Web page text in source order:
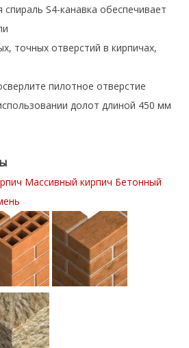
S4-канавка обеспечивает
точных отверстий в кирпичах,
пилотное отверстие
долот длиной 450 мм
Массивный кирпич Бетонный